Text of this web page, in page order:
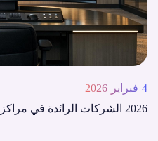
4 فبراير 2026
2026 الشركات الرائدة في مراكز قيادة الذكاء الاصطناعي